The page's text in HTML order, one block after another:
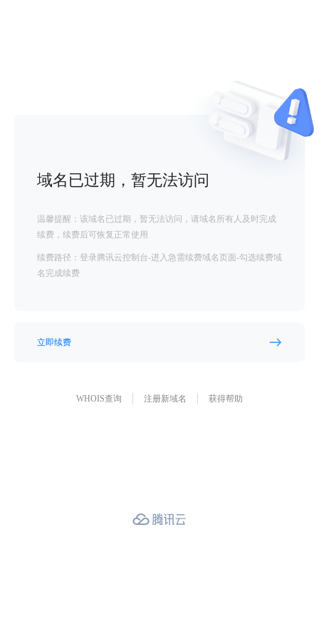
域名已过期，暂无法访问
温馨提醒：该域名已过期，暂无法访问，请域名所有人及时完成
续费，续费后可恢复正常使用
续费路径：登录腾讯云控制台-进入急需续费域名页面-勾选续费域
名完成续费
立即续费
WHOIS查询 注册新域名 获得帮助